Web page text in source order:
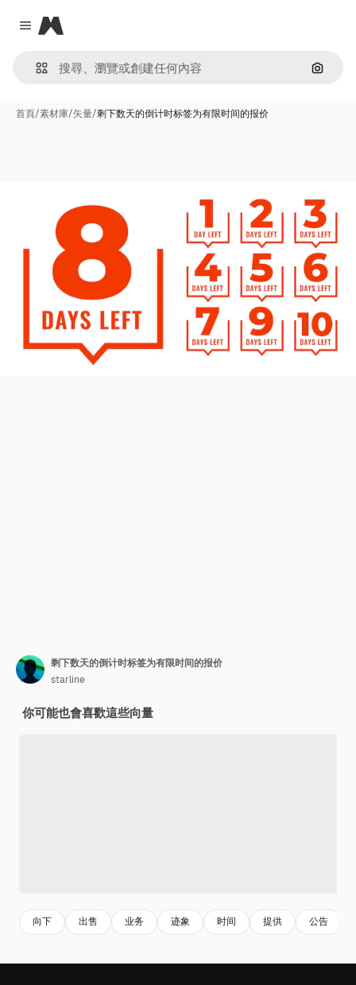
Close menu
Magnific
通過圖
首頁/素材庫/矢量/剩下数天的倒计时标签为有限时间的报价
剩下数天的倒计时标签为有限时间的报价
starline
你可能也會喜歡這些向量
向下 出售 业务 迹象 时间 提供 公告